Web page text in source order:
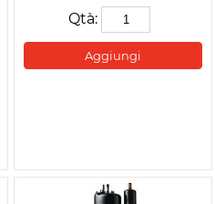
Qtà:
Aggiungi